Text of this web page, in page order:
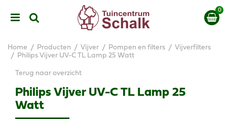
Home Producten Vijver Pompen en filters
Vijverfilters
Philips Vijver UV-C TL Lamp 25 Watt
Terug naar overzicht
Philips Vijver UV-C TL Lamp 25
Watt